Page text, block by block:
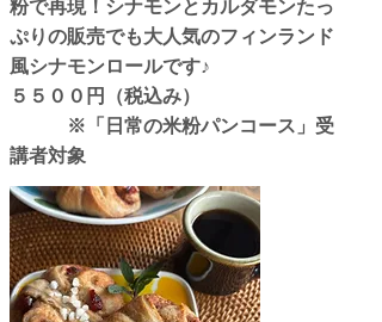
粉で再現！​シナモンとカルダモンたっ
ぷりの販売でも大人気のフィンランド
風シナモンロールです♪
​５５００円（税込み）
※「日常の米粉パンコース」受
講者対象